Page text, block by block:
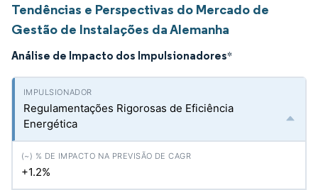
Tendências e Perspectivas do Mercado de
Gestão de Instalações da Alemanha
Análise de Impacto dos Impulsionadores*
Regulamentações Rigorosas de Eficiência
Energética
+1.2%